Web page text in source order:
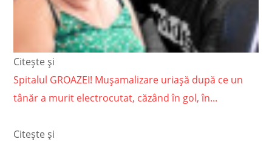
Citește și
Spitalul GROAZEI! Mușamalizare uriașă după ce un
tânăr a murit electrocutat, căzând în gol, în...
Citește și